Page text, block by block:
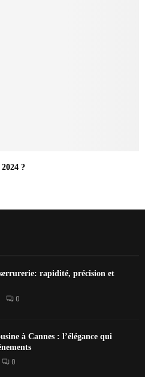
?
rapidité, précision et
0
à Cannes : l’élégance qui
0